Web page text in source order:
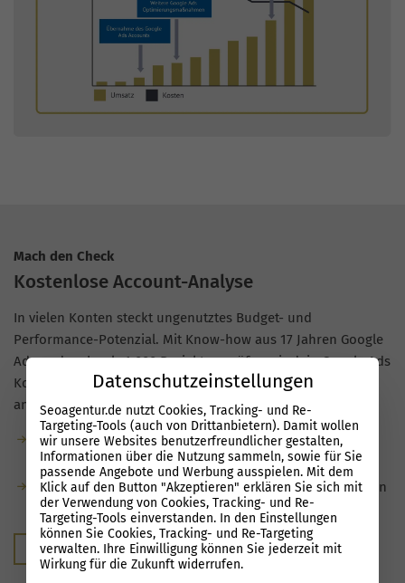
Mach den Check
Kostenlose Account-Analyse
In vielen Konten steckt ungenutztes Budget- und
Performance-Potenzial. Mit Know-how aus 17 Jahren Google
Ads und mehr als 1.000 Projekten prüfen wir dein Google Ads
Konto für Strausberg und zeigen dir, wo sich kurzfristig
ansetzen lässt.
Kostenlose Analyse: kostenfrei, unverbindlich und ohne
Verkaufsdruck.
Du erhältst klare Hinweise zu Optimierungsmöglichkeiten
und zum Potenzial deiner Kampagnen.
Kostenloser Audit
Datenschutzeinstellungen
Seoagentur.de nutzt Cookies, Tracking- und Re-
Targeting-Tools (auch von Drittanbietern). Damit wollen
wir unsere Websites benutzerfreundlicher gestalten,
Informationen über die Nutzung sammeln, sowie für Sie
passende Angebote und Werbung ausspielen. Mit dem
Klick auf den Button "Akzeptieren" erklären Sie sich mit
der Verwendung von Cookies, Tracking- und Re-
Targeting-Tools einverstanden. In den Einstellungen
können Sie Cookies, Tracking- und Re-Targeting
verwalten. Ihre Einwilligung können Sie jederzeit mit
Wirkung für die Zukunft widerrufen.